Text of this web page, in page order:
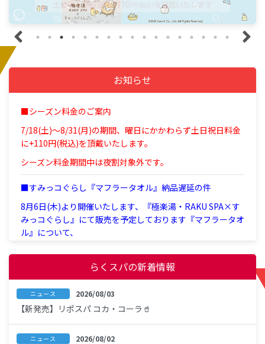
お知らせ
■シーズン料金のご案内
7/18(土)～8/31(月)の期間、曜日にかかわらず土日祝日料金
に+110円(税込)を頂戴いたします。
シーズン料金期間中は夜割対象外です。
■すみっコぐらし『マフラータオル』納品遅延の件
8月6日(木)より開催いたします、『極楽湯・RAKU SPA×す
みっコぐらし』にて販売を予定しております『マフラータオ
ル』について、
台風の影響により納品に遅延が発生しており、8月11日
（火・祝）～8月14日(金)ごろの納品を予定しております。
納品が完了した店舗より順次販売し、店頭にてご案内いたし
ます。
なお、販売開始までの期間は、入荷後に店頭でお引換ができ
る『引換証』にてご案内いたします。
らくスパの新着情報
ニュース 2026/08/03
【新発売】リポスパ コカ・コーラ🥤
ニュース 2026/08/02